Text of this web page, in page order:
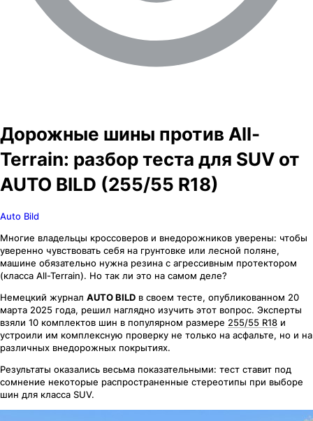
Дорожные шины против All-
Terrain: разбор теста для SUV от
AUTO BILD (255/55 R18)
Auto Bild
Многие владельцы кроссоверов и внедорожников уверены: чтобы
уверенно чувствовать себя на грунтовке или лесной поляне,
машине обязательно нужна резина с агрессивным протектором
(класса All-Terrain). Но так ли это на самом деле?
Немецкий журнал AUTO BILD в своем тесте, опубликованном 20
марта 2025 года, решил наглядно изучить этот вопрос. Эксперты
взяли 10 комплектов шин в популярном размере 255/55 R18 и
устроили им комплексную проверку не только на асфальте, но и на
различных внедорожных покрытиях.
Результаты оказались весьма показательными: тест ставит под
сомнение некоторые распространенные стереотипы при выборе
шин для класса SUV.